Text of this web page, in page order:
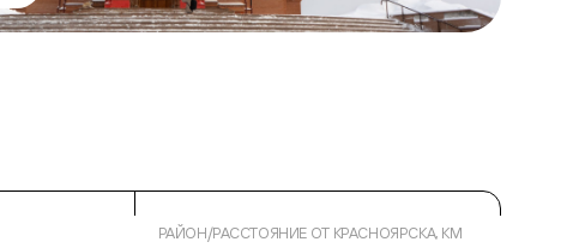
РАЙОН/РАССТОЯНИЕ ОТ КРАСНОЯРСКА, КМ